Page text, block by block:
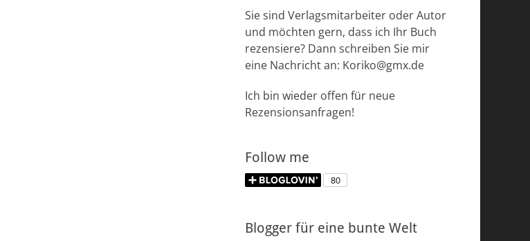
Sie sind Verlagsmitarbeiter oder Autor
und möchten gern, dass ich Ihr Buch
rezensiere? Dann schreiben Sie mir
eine Nachricht an: Koriko@gmx.de
Ich bin wieder offen für neue
Rezensionsanfragen!
Follow me
Blogger für eine bunte Welt